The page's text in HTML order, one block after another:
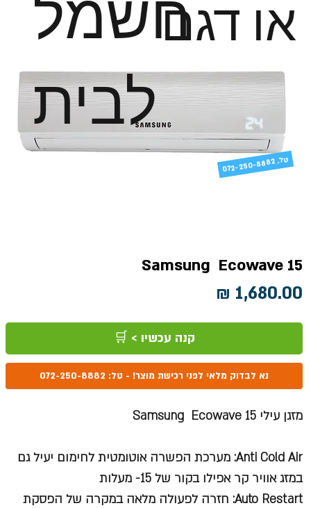
או דגם
לבית
Samsung Ecowave 15
קנה עכשיו > 🛒
נא לבדוק מלאי לפני רכישת מוצר! - טל: 072-250-8882
מזגן עילי Samsung Ecowave 15
Anti Cold Air: מערכת הפשרה אוטומטית לחימום יעיל גם
במזג אוויר קר אפילו בקור של 15- מעלות
Auto Restart: חזרה לפעולה מלאה במקרה של הפסקת
072-250-8882 .טל